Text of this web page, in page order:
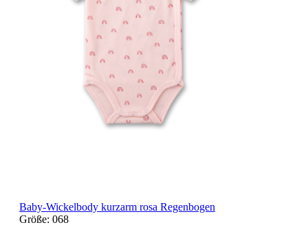
Baby-Wickelbody kurzarm rosa Regenbogen
Größe: 068